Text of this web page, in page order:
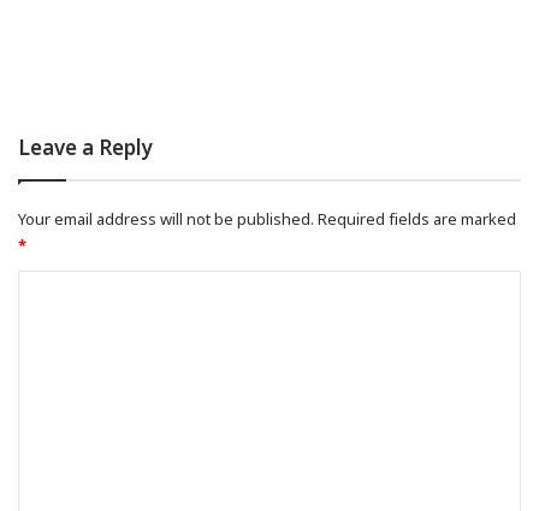
Leave a Reply
Your email address will not be published. Required fields are marked
*